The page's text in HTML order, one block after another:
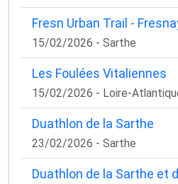
Fresn Urban Trail -
15/02/2026 - Sarthe
Les Foulées Vitaliennes
15/02/2026 - Loire-
Duathlon de la Sarthe
23/02/2026 - Sarthe
Duathlon de la Sarthe et